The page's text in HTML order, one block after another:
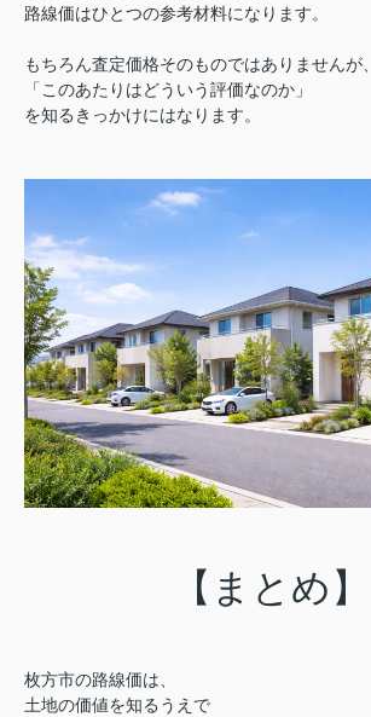
路線価はひとつの参考材料になります。
もちろん査定価格そのものではありませんが、
「このあたりはどういう評価なのか」
を知るきっかけにはなります。
【まとめ】
枚方市の路線価は、
土地の価値を知るうえで